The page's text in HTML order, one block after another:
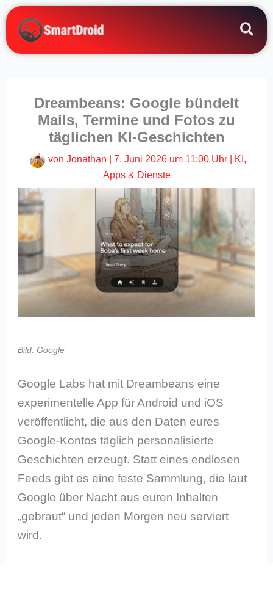
Zum
Inhalt
springen
Dreambeans: Google bündelt
Mails, Termine und Fotos zu
täglichen KI-Geschichten
von Jonathan 7. Juni 2026 um 11:00 Uhr KI ,
Apps & Dienste
Bild: Google
Google Labs hat mit Dreambeans eine
experimentelle App für Android und iOS
veröffentlicht, die aus den Daten eures
Google-Kontos täglich personalisierte
Geschichten erzeugt. Statt eines endlosen
Feeds gibt es eine feste Sammlung, die laut
Google über Nacht aus euren Inhalten
„gebraut“ und jeden Morgen neu serviert
wird.